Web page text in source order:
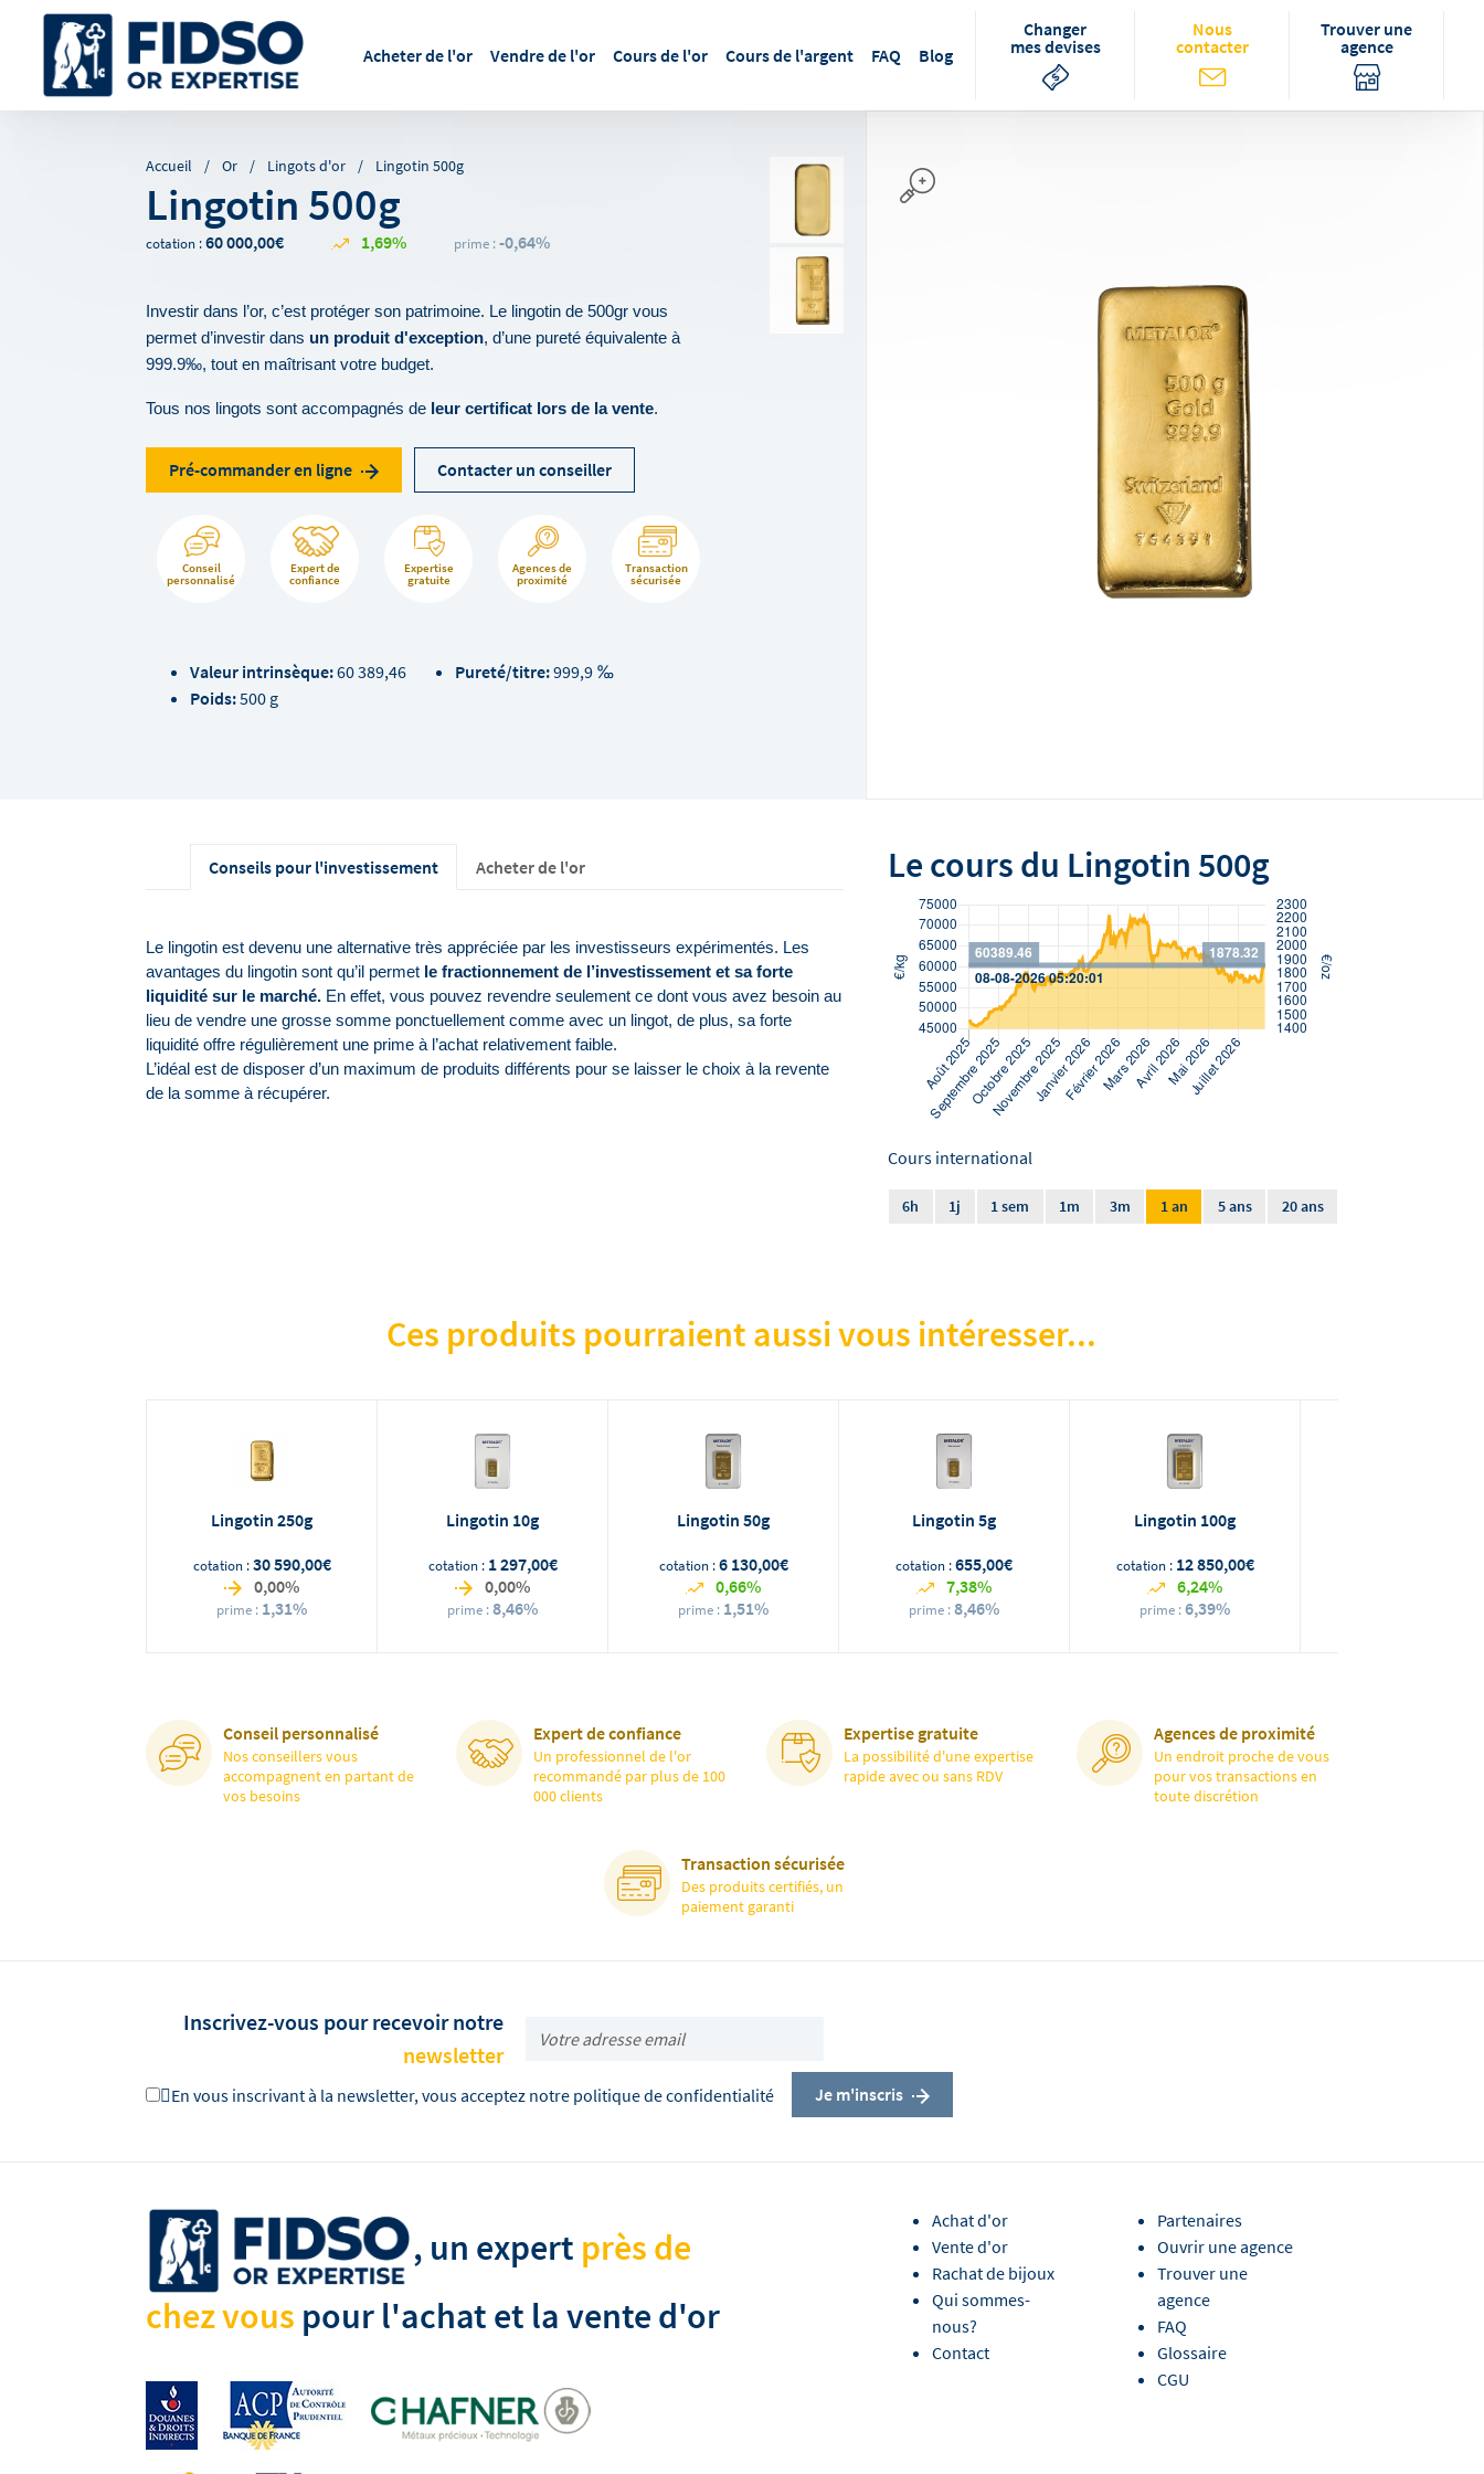
Acheter de l'or Vendre de l'or Cours de l'or Cours de l'argent FAQ Blog
Changer
mes devises
Nous
contacter
Trouver une
agence
Accueil Or Lingots d'or Lingotin 500g
Lingotin 500g
cotation :60 000,00€ 1,69% prime :-0,64%
Investir dans l’or, c’est protéger son patrimoine. Le lingotin de 500gr vous
permet d’investir dans un produit d'exception, d’une pureté équivalente à
999.9‰, tout en maîtrisant votre budget.
Tous nos lingots sont accompagnés de leur certificat lors de la vente.
Pré-commander en ligne Contacter un conseiller
Conseil
personnalisé
Expert de
confiance
Expertise
gratuite
Agences de
proximité
Transaction
sécurisée
Valeur intrinsèque:60 389,46 Pureté/titre:999,9 ‰
Poids:500 g
Conseils pour l'investissement Acheter de l'or
Le lingotin est devenu une alternative très appréciée par les investisseurs expérimentés. Les
avantages du lingotin sont qu’il permet le fractionnement de l’investissement et sa forte
liquidité sur le marché. En effet, vous pouvez revendre seulement ce dont vous avez besoin au
lieu de vendre une grosse somme ponctuellement comme avec un lingot, de plus, sa forte
liquidité offre régulièrement une prime à l’achat relativement faible.
L’idéal est de disposer d’un maximum de produits différents pour se laisser le choix à la revente
de la somme à récupérer.
Le cours du Lingotin 500g
Cours international
6h 1j 1 sem 1m 3m 1 an 5 ans 20 ans
Ces produits pourraient aussi vous intéresser...
Lingotin 250g
cotation :30 590,00€
0,00%
prime : 1,31%
Lingotin 10g
cotation : 1 297,00€
0,00%
prime :8,46%
Lingotin 50g
cotation :6 130,00€
0,66%
prime : 1,51%
Lingotin 5g
cotation :655,00€
7,38%
prime :8,46%
Lingotin 100g
cotation : 12 850,00€
6,24%
prime :6,39%
Conseil personnalisé
Nos conseillers vous
accompagnent en partant de
vos besoins
Expert de confiance
Un professionnel de l'or
recommandé par plus de 100
000 clients
Expertise gratuite
La possibilité d'une expertise
rapide avec ou sans RDV
Agences de proximité
Un endroit proche de vous
pour vos transactions en
toute discrétion
Transaction sécurisée
Des produits certifiés, un
paiement garanti
Inscrivez-vous pour recevoir notre
newsletter
En vous inscrivant à la newsletter, vous acceptez notre politique de confidentialité Je m'inscris
, un expert près de
chez vous pour l'achat et la vente d'or
Achat d'or
Vente d'or
Rachat de bijoux
Qui sommes-
nous?
Contact
Partenaires
Ouvrir une agence
Trouver une
agence
FAQ
Glossaire
CGU